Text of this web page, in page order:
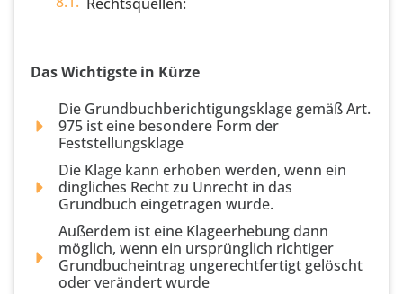
Rechtsquellen:
Das Wichtigste in Kürze
Die Grundbuch­berichtigungsklage gemäß Art.
975 ist eine besondere Form der
Feststellungsklage
Die Klage kann erhoben werden, wenn ein
dingliches Recht zu Unrecht in das
Grundbuch eingetragen wurde.
Außerdem ist eine Klageerhebung dann
möglich, wenn ein ursprünglich richtiger
Grundbucheintrag ungerechtfertigt gelöscht
oder verändert wurde